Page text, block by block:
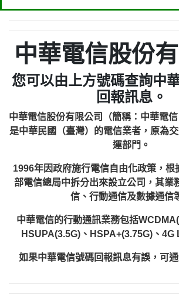
中華電信股份
您可以由上方號碼查詢中
回報訊息。
中華電信股份有限公司（簡稱：中華電信
是中華民國（臺灣）的電信業者，原為
運部門。
1996年因政府施行電信自由化政策，根
部電信總局中拆分出來設立公司，其業
信、行動通信及數據通信
中華電信的行動通訊業務包括
HSUPA(3.5G)、HSPA+(3.75G)、4G
如果中華電信號碼回報訊息有誤，可